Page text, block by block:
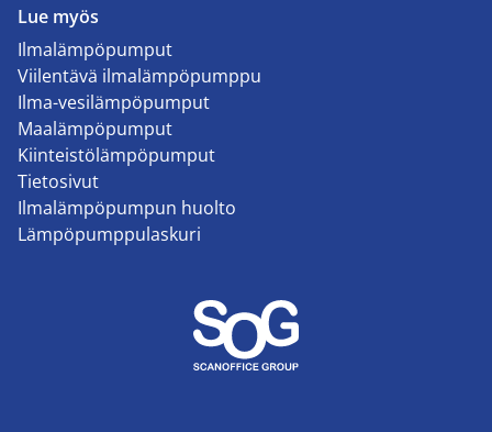
Lue myös
Ilmalämpöpumput
Viilentävä ilmalämpöpumppu
Ilma-vesilämpöpumput
Maalämpöpumput
Kiinteistölämpöpumput
Tietosivut
Ilmalämpöpumpun huolto
Lämpöpumppulaskuri